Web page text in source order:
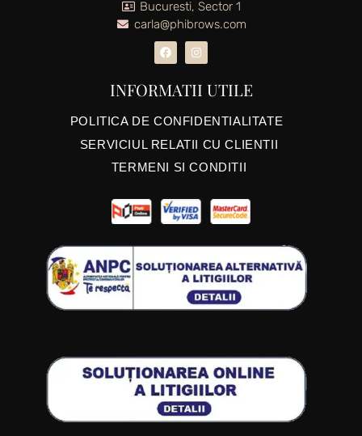
Bucuresti, Sector 1
carla@phibrows.com
INFORMATII UTILE
POLITICA DE CONFIDENTIALITATE
SERVICIUL RELATII CU CLIENTII
TERMENI SI CONDITII